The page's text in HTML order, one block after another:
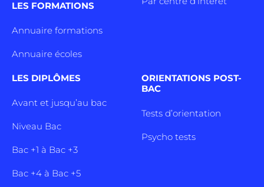
LES FORMATIONS
Annuaire formations
Annuaire écoles
LES DIPLÔMES
Avant et jusqu’au bac
Niveau Bac
Bac +1 à Bac +3
Bac +4 à Bac +5
ORIENTATIONS POST-
BAC
Tests d’orientation
Psycho tests